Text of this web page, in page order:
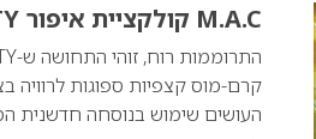
M.A.C קולקציית איפור FLIGHTY
העושים שימוש בנוסחה חדשנית